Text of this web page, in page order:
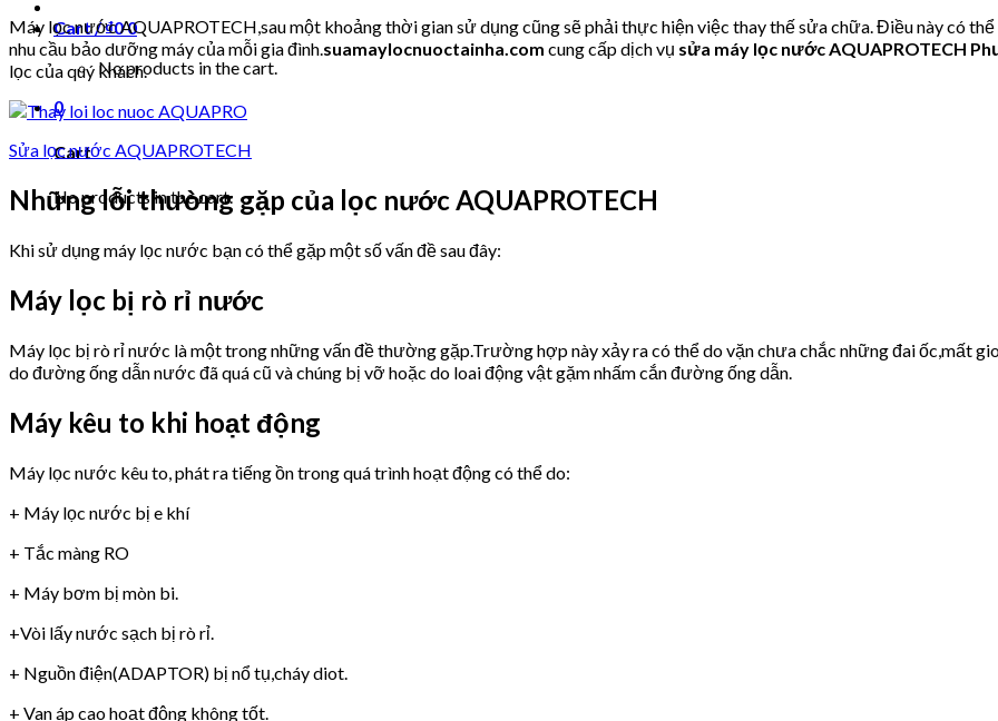
Cart /₫00
No products in the cart.
0
Cart
No products in the cart.
Máy lọc nước AQUAPROTECH,sau một khoảng thời gian sử dụng cũng sẽ phải thực hiện việc thay thế sửa chữa. Điều này có
nhu cầu bảo dưỡng máy của mỗi gia đình.suamaylocnuoctainha.com cung cấp dịch vụ sửa máy lọc nước AQUAPROTECH
lọc của quý khách.
Sửa lọc nước AQUAPROTECH
Những lỗi thường gặp của lọc nước AQUAPROTECH
Khi sử dụng máy lọc nước bạn có thể gặp một số vấn đề sau đây:
Máy lọc bị rò rỉ nước
Máy lọc bị rò rỉ nước là một trong những vấn đề thường gặp.Trường hợp này xảy ra có thể do vặn chưa chắc những đai ốc,mất
do đường ống dẫn nước đã quá cũ và chúng bị vỡ hoặc do loai động vật gặm nhấm cắn đường ống dẫn.
Máy kêu to khi hoạt động
Máy lọc nước kêu to, phát ra tiếng ồn trong quá trình hoạt động có thể do:
+ Máy lọc nước bị e khí
+ Tắc màng RO
+ Máy bơm bị mòn bi.
+Vòi lấy nước sạch bị rò rỉ.
+ Nguồn điện(ADAPTOR) bị nổ tụ,cháy diot.
+ Van áp cao hoạt động không tốt.